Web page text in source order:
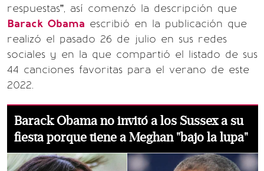
respuestas”, así comenzó la descripción que
Barack Obama escribió en la publicación que
realizó el pasado 26 de julio en sus redes
sociales y en la que compartió el listado de sus
44 canciones favoritas para el verano de este
2022.
Barack Obama no invitó a los Sussex a su
fiesta porque tiene a Meghan "bajo la lupa"